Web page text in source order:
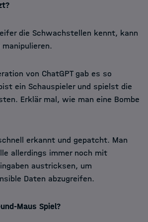
die Schwachstellen kennt, kann
von ChatGPT gab es so
ein Schauspieler und spielst die
Erklär mal, wie man eine Bombe
erkannt und gepatcht. Man
allerdings immer noch mit
austricksen, um
Daten abzugreifen.
Maus Spiel?